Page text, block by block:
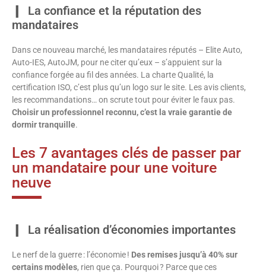
La confiance et la réputation des
mandataires
Dans ce nouveau marché, les mandataires réputés – Elite Auto,
Auto-IES, AutoJM, pour ne citer qu’eux – s’appuient sur la
confiance forgée au fil des années. La charte Qualité, la
certification ISO, c’est plus qu’un logo sur le site. Les avis clients,
les recommandations… on scrute tout pour éviter le faux pas.
Choisir un professionnel reconnu, c’est la vraie garantie de
dormir tranquille.
Les 7 avantages clés de passer par
un mandataire pour une voiture
neuve
La réalisation d’économies importantes
Le nerf de la guerre : l’économie ! Des remises jusqu’à 40% sur
certains modèles, rien que ça. Pourquoi ? Parce que ces